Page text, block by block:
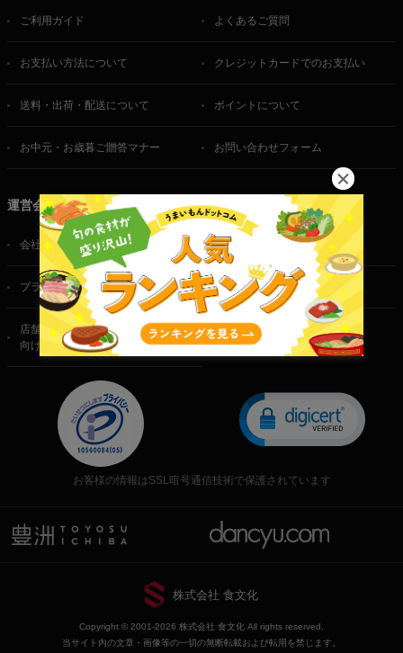
ご利用ガイド よくあるご質問
お支払い方法について クレジットカードでのお支払い
送料・出荷・配送について ポイントについて
お中元・お歳暮ご贈答マナー お問い合わせフォーム
運営会社
会社概要 ご利用規約
プライバシーポリシー 特定商取引法に基づく表記
店舗・法人・生産者様
向けのお問い合わせ
お客様の情報はSSL暗号通信技術で保護されています
株式会社 食文化
Copyright © 2001-2026 株式会社 食文化 All rights reserved.
当サイト内の文章・画像等の一切の無断転載および転用を禁じます。